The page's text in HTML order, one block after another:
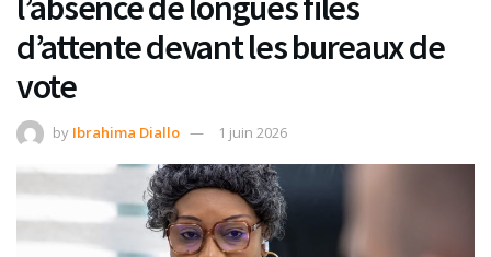
d’attente devant les bureaux de
vote
by Ibrahima Diallo 1 juin 2026